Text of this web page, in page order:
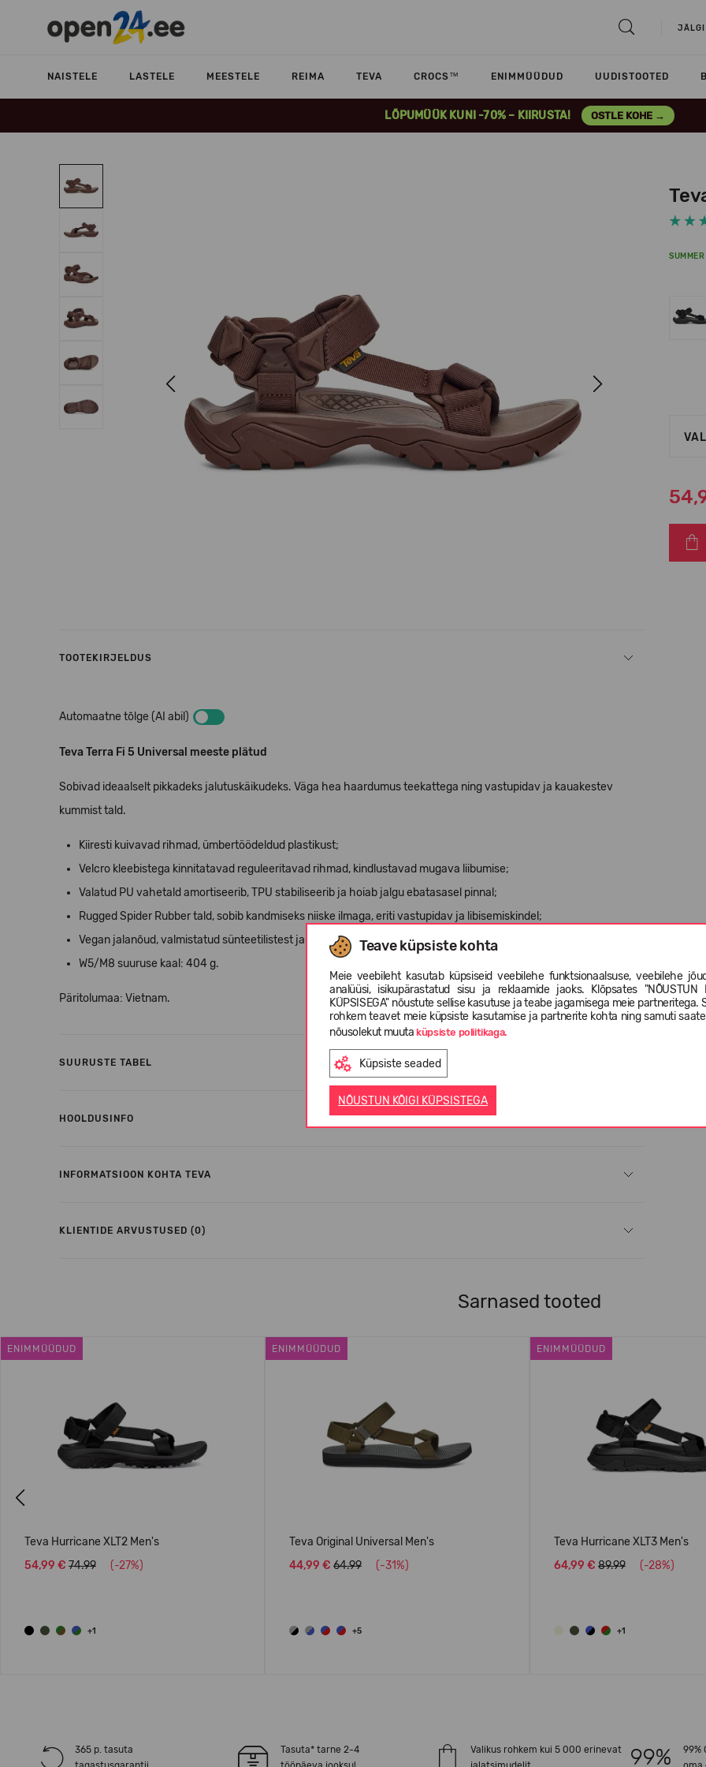
JÄLGI
NAISTELE LASTELE MEESTELE REIMA TEVA CROCS™ ENIMMÜÜDUD UUDISTOOTED
LÕPUMÜÜK KUNI -70% – KIIRUSTA! OSTLE KOHE →
Teave küpsiste kohta
Meie veebileht kasutab küpsiseid veebilehe funktsionaalsuse, veebilehe
analüüsi, isikupärastatud sisu ja reklaamide jaoks. Klõpsates "NÕUSTUN
KÜPSISEGA" nõustute sellise kasutuse ja teabe jagamisega meie partneritega.
rohkem teavet meie küpsiste kasutamise ja partnerite kohta ning samuti
nõusolekut muutaküpsiste poliitikaga.
Küpsiste seaded
NÕUSTUN KÕIGI KÜPSISTEGA
Next
SUMMER
TOOTEKIRJELDUS
Automaatne tõlge (AI abil)
Teva Terra Fi 5 Universal meeste plätud
Sobivad ideaalselt pikkadeks jalutuskäikudeks. Väga hea haardumus teekattega ning vastupidav ja kauakestev
kummist tald.
Kiiresti kuivavad rihmad, ümbertöödeldud plastikust;
Velcro kleebistega kinnitatavad reguleeritavad rihmad, kindlustavad mugava liibumise;
Valatud PU vahetald amortiseerib, TPU stabiliseerib ja hoiab jalgu ebatasasel pinnal;
Rugged Spider Rubber tald, sobib kandmiseks niiske ilmaga, eriti vastupidav ja libisemiskindel;
Vegan jalanõud, valmistatud sünteetilistest ja taimsetest materjalidest;
W5/M8 suuruse kaal: 404 g.
Päritolumaa: Vietnam.
SUURUSTE TABEL
HOOLDUSINFO
INFORMATSIOON KOHTA TEVA
KLIENTIDE ARVUSTUSED (0)
Sarnased tooted
ENIMMÜÜDUD
Teva Hurricane XLT2 Men's
54,99 € 74.99 (-27%)
+1
ENIMMÜÜDUD
Teva Original Universal Men's
44,99 € 64.99 (-31%)
+5
ENIMMÜÜDUD
Teva Hurricane XLT3 Men's
64,99 € 89.99 (-28%)
+1
365 p. tasuta
Tasuta* tarne 2-4
Valikus rohkem kui 5 000 erinevat
99%